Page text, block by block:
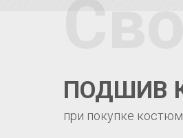
при покупке
ПОДШИВ